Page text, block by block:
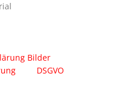
Bilder
DSGVO